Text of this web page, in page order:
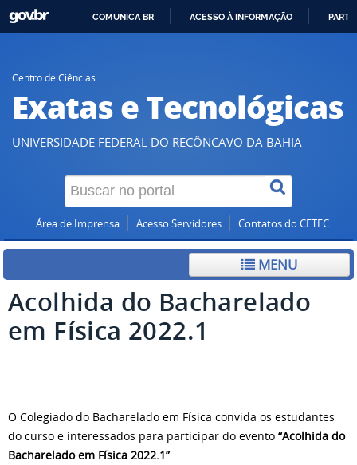
COMUNICA BR ACESSO À INFORMAÇÃO
Centro de Ciências
Exatas e Tecnológicas
UNIVERSIDADE FEDERAL DO RECÔNCAVO DA BAHIA
Área de Imprensa Acesso Servidores Contatos do CETEC
MENU
Acolhida do Bacharelado
em Física 2022.1
O Colegiado do Bacharelado em Física convida os estudantes
do curso e interessados para participar do evento “Acolhida do
Bacharelado em Física 2022.1”